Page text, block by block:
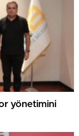
yönetimini